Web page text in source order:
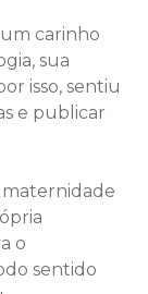
um carinho
sua
isso, sentiu
e publicar
maternidade
o
sentido